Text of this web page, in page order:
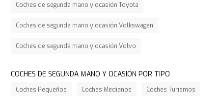
Coches de segunda mano y ocasión Toyota
Coches de segunda mano y ocasión Volkswagen
Coches de segunda mano y ocasión Volvo
COCHES DE SEGUNDA MANO Y OCASIÓN POR TIPO
Coches Pequeños Coches Medianos Coches Turismos